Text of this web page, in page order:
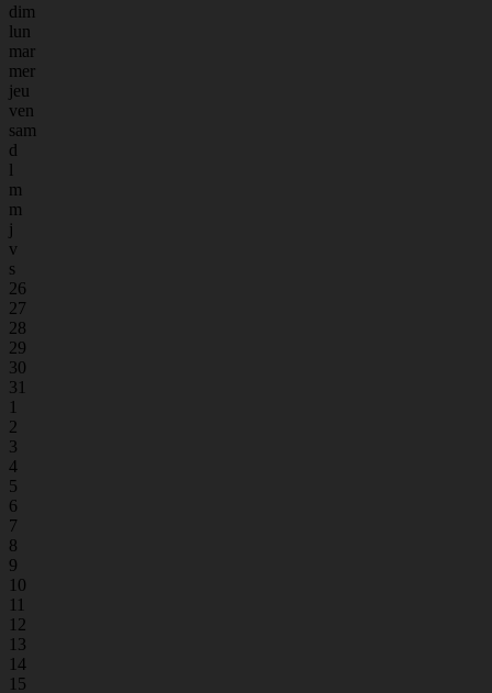
dim
lun
mar
mer
jeu
ven
sam
d
l
m
m
j
v
s
26
27
28
29
30
31
1
2
3
4
5
6
7
8
9
10
11
12
13
14
15